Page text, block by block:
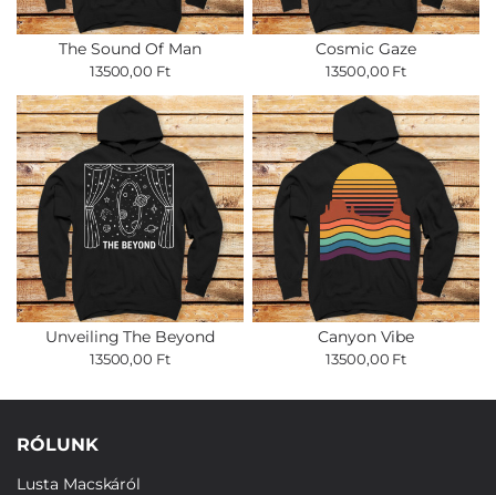
The Sound Of Man
13500,00 Ft
Cosmic Gaze
13500,00 Ft
Unveiling The Beyond
13500,00 Ft
Canyon Vibe
13500,00 Ft
RÓLUNK
Lusta Macskáról